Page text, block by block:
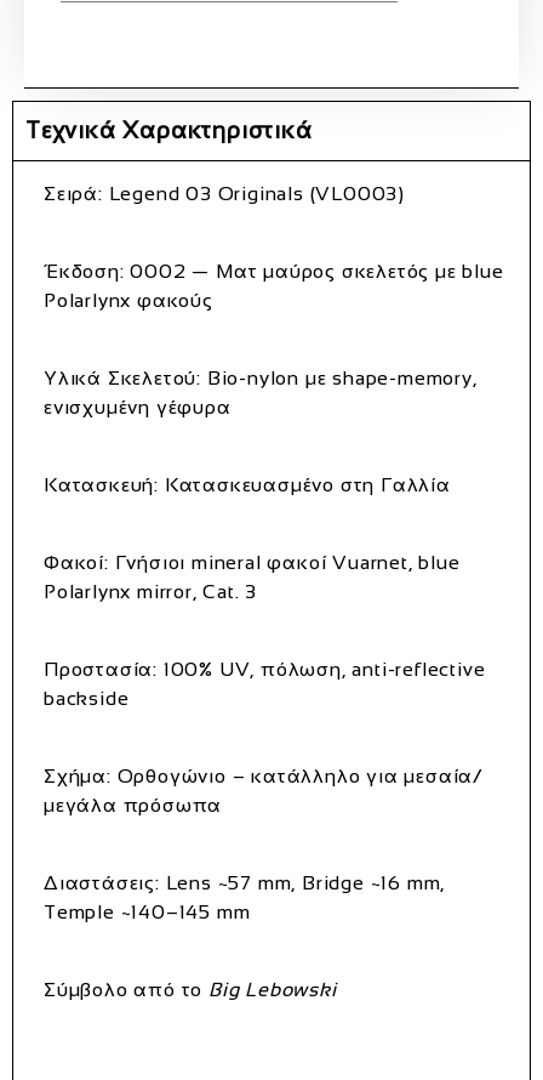
Τεχνικά Χαρακτηριστικά
Σειρά: Legend 03 Originals (VL0003)
Έκδοση: 0002 — Ματ μαύρος σκελετός με blue
Polarlynx φακούς
Υλικά Σκελετού: Bio-nylon με shape-memory,
ενισχυμένη γέφυρα
Κατασκευή: Κατασκευασμένο στη Γαλλία
Φακοί: Γνήσιοι mineral φακοί Vuarnet, blue
Polarlynx mirror, Cat. 3
Προστασία: 100% UV, πόλωση, anti-reflective
backside
Σχήμα: Ορθογώνιο – κατάλληλο για μεσαία/
μεγάλα πρόσωπα
Διαστάσεις: Lens ~57 mm, Bridge ~16 mm,
Temple ~140–145 mm
Σύμβολο από το Big Lebowski